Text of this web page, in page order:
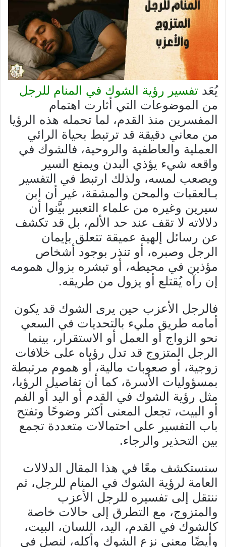
يُعَد تفسير رؤية الشوك في المنام للرجل
من الموضوعات التي أثارت اهتمام
المفسرين منذ القدم، لما تحمله هذه الرؤيا
من معاني دقيقة قد ترتبط بحياة الرائي
العملية والعاطفية والروحية، فالشوك في
واقعه شيء يؤذي البدن ويمنع السير
ويصعب لمسه، ولذلك ارتبط في التفسير
بـالعقبات والمحن والمشقة، غير أن ابن
سيرين وغيره من علماء التعبير بيَّنوا أن
دلالاته لا تقف عند حد الألم، بل قد تكشف
عن رسائل إلهية عميقة تتعلق بإيمان
الرجل وصبره، أو تنذر بوجود أشخاص
مؤذين في محيطه، أو تبشره بزوال همومه
إن رآه يُقتلع أو يزول من طريقه.
فالرجل الأعزب حين يرى الشوك قد يكون
أمامه طريق مليء بالتحديات في السعي
نحو الزواج أو العمل أو الاستقرار، بينما
الرجل المتزوج قد تدل رؤياه على خلافات
زوجية، أو صعوبات مالية، أو هموم مرتبطة
بمسؤوليات الأسرة، كما أن تفاصيل الرؤيا،
مثل رؤية الشوك في القدم أو اليد أو الفم
أو البيت، تجعل المعنى أكثر وضوحًا وتفتح
باب التفسير على احتمالات متعددة تجمع
بين التحذير والرجاء.
سنستكشف معًا في هذا المقال الدلالات
العامة لرؤية الشوك في المنام للرجل، ثم
ننتقل إلى تفسيره للرجل الأعزب
والمتزوج، مع التطرق إلى حالات خاصة
كالشوك في القدم، اليد، اللسان، البيت،
وأيضًا معنى نزع الشوك وأكله، لنصل في